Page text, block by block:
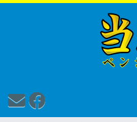
content
ナ湖